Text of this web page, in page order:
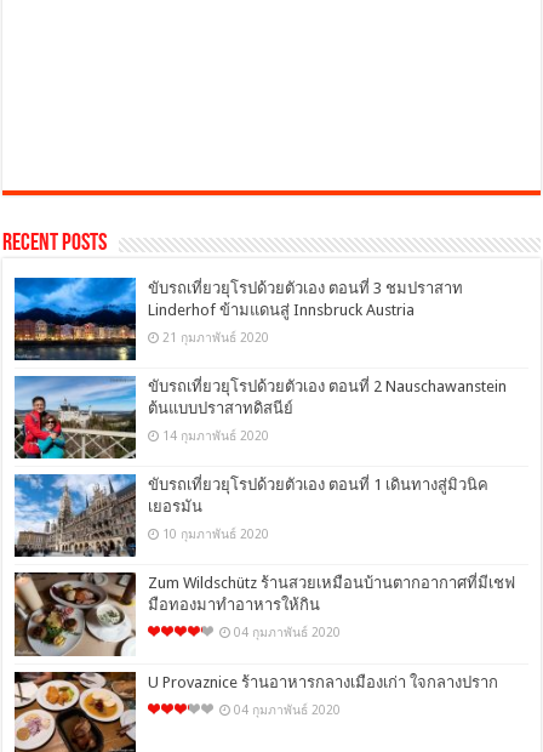
Recent Posts
ขับรถเที่ยวยุโรปด้วยตัวเอง ตอนที่ 3 ชมปราสาท
Linderhof ข้ามแดนสู่ Innsbruck Austria
21 กุมภาพันธ์ 2020
ขับรถเที่ยวยุโรปด้วยตัวเอง ตอนที่ 2 Nauschawanstein
ต้นแบบปราสาทดิสนีย์
14 กุมภาพันธ์ 2020
ขับรถเที่ยวยุโรปด้วยตัวเอง ตอนที่ 1 เดินทางสู่มิวนิค
เยอรมัน
10 กุมภาพันธ์ 2020
Zum Wildschütz ร้านสวยเหมือนบ้านตากอากาศที่มีเชฟ
มือทองมาทำอาหารให้กิน
04 กุมภาพันธ์ 2020
U Provaznice ร้านอาหารกลางเมืองเก่า ใจกลางปราก
04 กุมภาพันธ์ 2020